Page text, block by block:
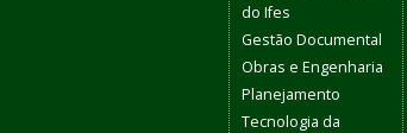
do Ifes
Gestão Documental
Obras e Engenharia
Planejamento
Tecnologia da